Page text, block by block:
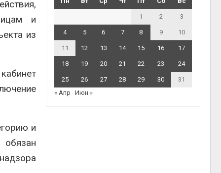
и
из
и
обязан
1 2 3
4 5 6 7 8 9 10
11 12 13 14 15 16 17
18 19 20 21 22 23 24
25 26 27 28 29 30
31
« Апр
Июн »